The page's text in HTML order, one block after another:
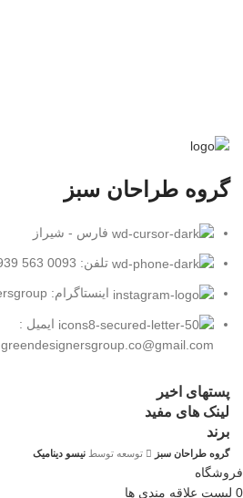
گروه طراحان سبز
فارس - شیراز
تلفن: 0093 563 0939
اینستاگرام: greendesignersgroup@
ایمیل :
greendesignersgroup.co@gmail.com
پستهای اخیر
لینک های مفید
برند
گروه طراحان سبز توسعه توسط نیسو دینامیک
فروشگاه
0 لیست علاقه مندی ها